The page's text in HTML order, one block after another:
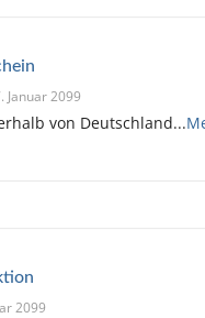
Januar 2099
von Deutschland...
2099